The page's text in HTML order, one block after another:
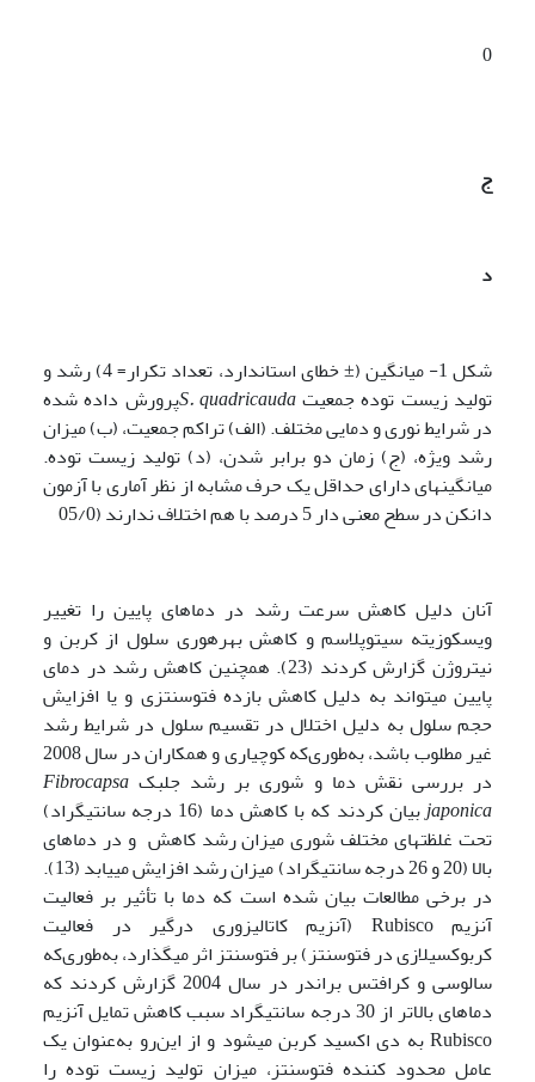
0
ج
د
شکل 1- میانگین (± خطای استاندارد، تعداد تکرار= 4) رشد و
تولید زیست توده جمعیتS. quadricaudaپرورش داده شده
در شرایط نوری و دمایی مختلف. (الف) تراکم جمعیت، (ب) میزان
رشد ویژه، (ج) زمان دو برابر شدن، (د) تولید زیست توده.
میانگین­های دارای حداقل یک حرف مشابه از نظر آماری با آزمون
دانکن در سطح معنی دار 5 درصد با هم اختلاف ندارند (05/0
آنان دلیل کاهش سرعت رشد در دما­های پایین را تغییر
ویسکوزیته سیتوپلاسم و کاهش بهره­وری سلول از کربن و
نیتروژن گزارش کردند (23). همچنین کاهش رشد در دمای
پایین می­تواند به دلیل کاهش بازده فتوسنتزی و یا افزایش
حجم سلول به دلیل اختلال در تقسیم سلول در شرایط رشد
غیر مطلوب باشد، به‌طوری‌که کوچیاری و همکاران در سال 2008
در بررسی نقش دما و شوری بر رشد جلبک Fibrocapsa
japonica
بیان کردند که با کاهش دما (16 درجه سانتی­گراد)
تحت غلظت­های مختلف شوری میزان رشد کاهش و در دما­های
بالا (20 و 26 درجه سانتی­گراد) میزان رشد افزایش می­یابد (13).
در برخی مطالعات بیان شده است که دما با تأثیر بر فعالیت
آنزیم Rubisco (آنزیم کاتالیزوری درگیر در فعالیت
کربوکسیلازی در فتوسنتز) بر فتوسنتز اثر می­گذارد، به‌طوری‌که
سالوسی و کرافتس براندر در سال 2004 گزارش کردند که
دما­های بالاتر از 30 درجه سانتی­گراد سبب کاهش تمایل آنزیم
Rubisco به دی اکسید کربن می­شود و از این‌رو به‌عنوان یک
عامل محدود کننده فتوسنتز، میزان تولید زیست توده را